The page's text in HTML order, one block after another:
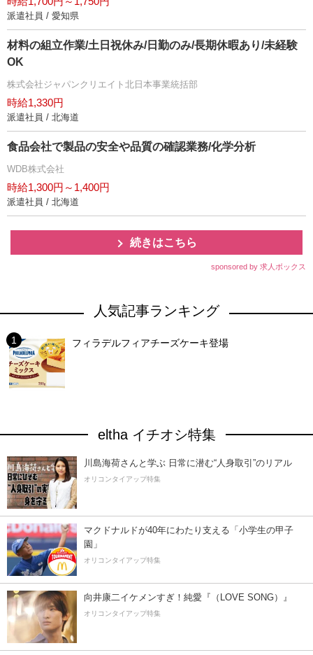
派遣社員 / 愛知県
材料の組立作業/土日祝休み/日勤のみ/長期休暇あり/未経験
OK
株式会社ジャパンクリエイト北日本事業統括部
時給1,330円
派遣社員 / 北海道
食品会社で製品の安全や品質の確認業務/化学分析
WDB株式会社
時給1,300円～1,400円
派遣社員 / 北海道
続きはこちら
sponsored by 求人ボックス
人気記事ランキング
フィラデルフィアチーズケーキ登場
eltha イチオシ特集
川島海荷さんと学ぶ 日常に潜む“人身取引”のリアル
オリコンタイアップ特集
マクドナルドが40年にわたり支える「小学生の甲子
園」
オリコンタイアップ特集
向井康二イケメンすぎ！純愛『（LOVE SONG）』
オリコンタイアップ特集